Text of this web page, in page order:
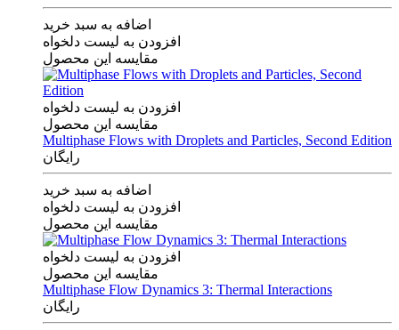
اضافه به سبد خرید
افزودن به لیست دلخواه
مقایسه این محصول
افزودن به لیست دلخواه
مقایسه این محصول
Multiphase Flows with Droplets and Particles, Second Edition
رایگان
اضافه به سبد خرید
افزودن به لیست دلخواه
مقایسه این محصول
افزودن به لیست دلخواه
مقایسه این محصول
Multiphase Flow Dynamics 3: Thermal Interactions
رایگان